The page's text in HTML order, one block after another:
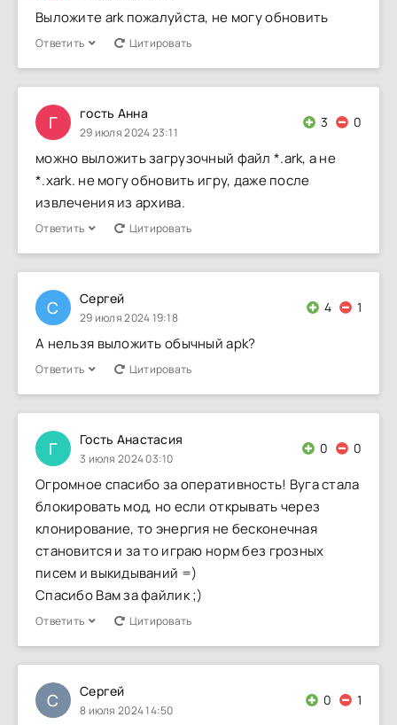
Выложите ark пожалуйста, не могу обновить
Ответить Цитировать
Г гость Анна
29 июля 2024 23:11
3 0
можно выложить загрузочный файл *.ark, а не
*.xark. не могу обновить игру, даже после
извлечения из архива.
Ответить Цитировать
С Сергей
29 июля 2024 19:18
4 1
А нельзя выложить обычный apk?
Ответить Цитировать
Г Гость Анастасия
3 июля 2024 03:10
0 0
Огромное спасибо за оперативность! Вуга стала
блокировать мод, но если открывать через
клонирование, то энергия не бесконечная
становится и за то играю норм без грозных
писем и выкидываний =)
Спасибо Вам за файлик ;)
Ответить Цитировать
С Сергей
8 июля 2024 14:50
0 1